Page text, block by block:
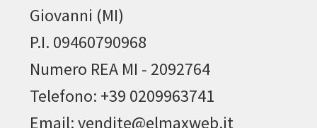
Giovanni (MI)
P.I. 09460790968
Numero REA MI - 2092764
Telefono: +39 0209963741
Email: vendite@elmaxweb.it